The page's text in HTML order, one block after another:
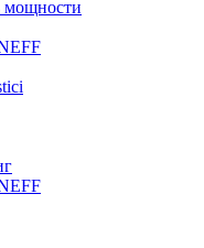
мощности